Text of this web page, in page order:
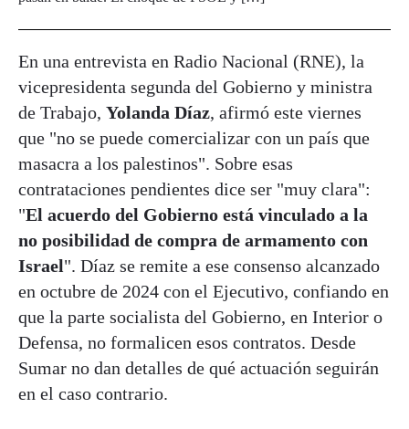
En una entrevista en Radio Nacional (RNE), la
vicepresidenta segunda del Gobierno y ministra
de Trabajo, Yolanda Díaz, afirmó este viernes
que "no se puede comercializar con un país que
masacra a los palestinos". Sobre esas
contrataciones pendientes dice ser "muy clara":
"El acuerdo del Gobierno está vinculado a la
no posibilidad de compra de armamento con
Israel". Díaz se remite a ese consenso alcanzado
en octubre de 2024 con el Ejecutivo, confiando en
que la parte socialista del Gobierno, en Interior o
Defensa, no formalicen esos contratos. Desde
Sumar no dan detalles de qué actuación seguirán
en el caso contrario.